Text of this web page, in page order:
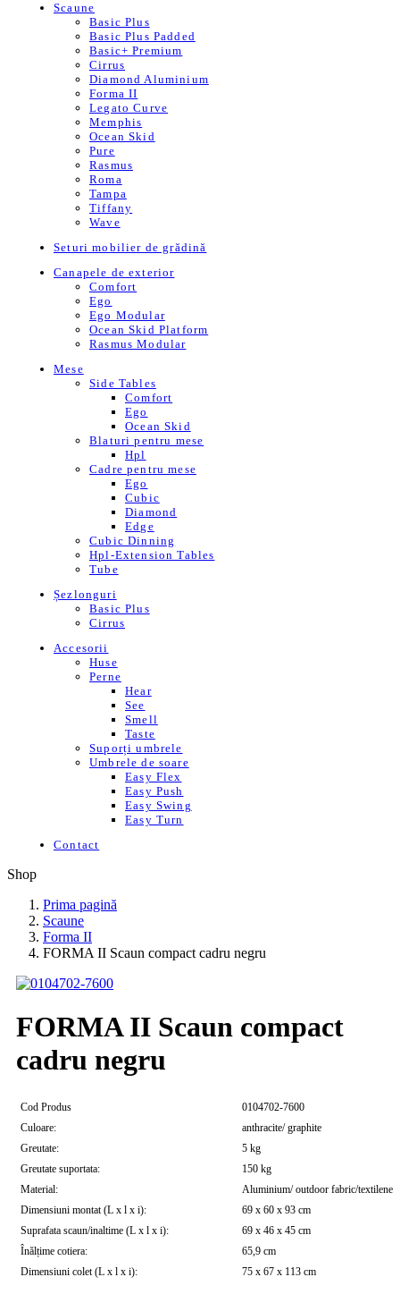
Scaune
Basic Plus
Basic Plus Padded
Basic+ Premium
Cirrus
Diamond Aluminium
Forma II
Legato Curve
Memphis
Ocean Skid
Pure
Rasmus
Roma
Tampa
Tiffany
Wave
Seturi mobilier de grădină
Canapele de exterior
Comfort
Ego
Ego Modular
Ocean Skid Platform
Rasmus Modular
Mese
Side Tables
Comfort
Ego
Ocean Skid
Blaturi pentru mese
Hpl
Cadre pentru mese
Ego
Cubic
Diamond
Edge
Cubic Dinning
Hpl-Extension Tables
Tube
Șezlonguri
Basic Plus
Cirrus
Accesorii
Huse
Perne
Hear
See
Smell
Taste
Suporți umbrele
Umbrele de soare
Easy Flex
Easy Push
Easy Swing
Easy Turn
Contact
Shop
Prima pagină
Scaune
Forma II
FORMA II Scaun compact cadru negru
FORMA II Scaun compact
cadru negru
Cod Produs
0104702-7600
Culoare:
anthracite/ graphite
Greutate:
5 kg
Greutate suportata:
150 kg
Material:
Aluminium/ outdoor fabric/textilene
Dimensiuni montat (L x l x i):
69 x 60 x 93 cm
Suprafata scaun/inaltime (L x l x i):
69 x 46 x 45 cm
Înălțime cotiera:
65,9 cm
Dimensiuni colet (L x l x i):
75 x 67 x 113 cm